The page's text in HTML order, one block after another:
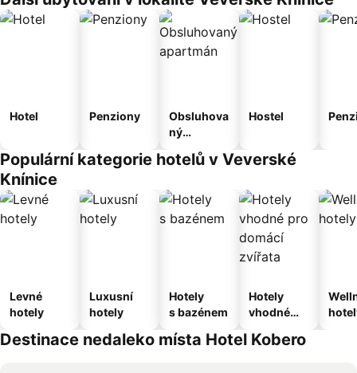
Hotel Penziony
Obsluhova
ný
Hostel
Populární kategorie hotelů v Veverské
Knínice
Levné
hotely
Luxusní
hotely
Hotely
s bazénem
Hotely
vhodné
domácí
Destinace nedaleko místa Hotel Kobero